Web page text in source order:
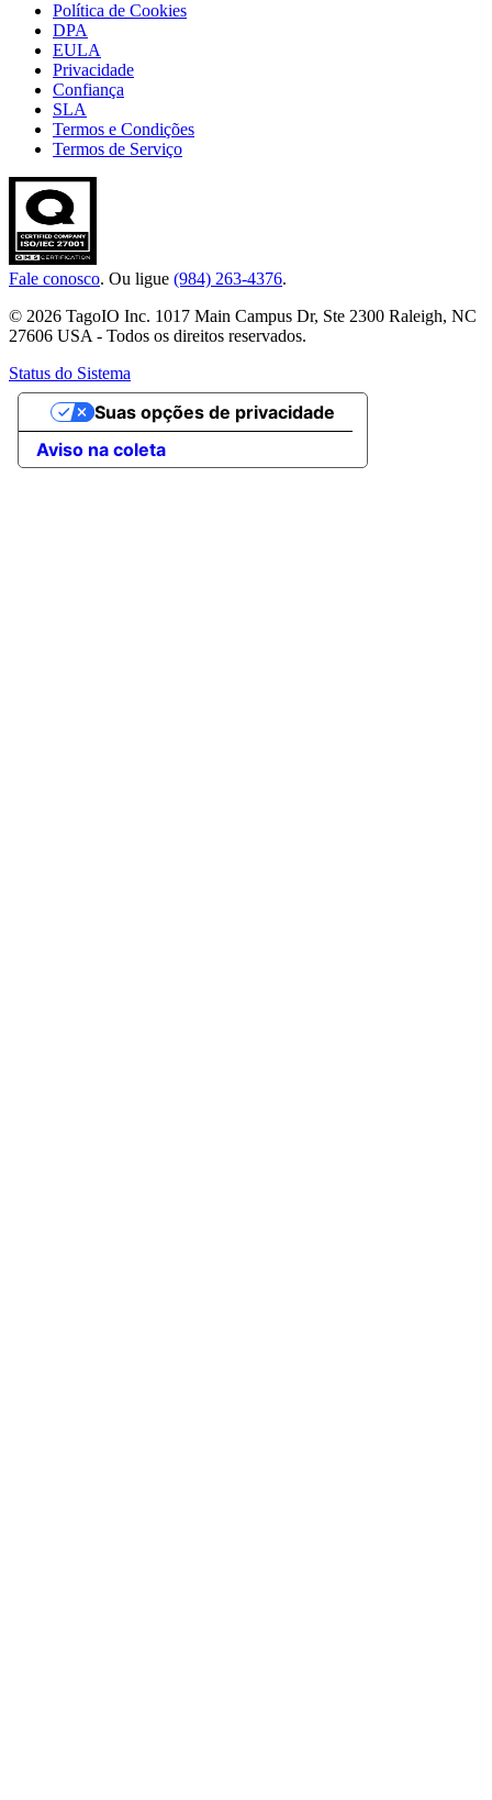
Política de Cookies
DPA
EULA
Privacidade
Confiança
SLA
Termos e Condições
Termos de Serviço
Fale conosco. Ou ligue (984) 263-4376.
© 2026 TagoIO Inc. 1017 Main Campus Dr, Ste 2300 Raleigh, NC
27606 USA - Todos os direitos reservados.
Status do Sistema
Aviso na coleta
Suas opções de privacidade